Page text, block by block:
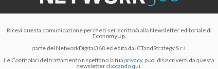
Ricevi questa comunicazione perché ti sei iscritto/a alla Newsletter editoriale di
EconomyUp,
parte del NetworkDigital360 ed edita da ICTandStrategy S.r.l.
Le Contitolari del trattamento rispettano la tua privacy, puoi disiscriverti da questa
newsletter cliccando qui.